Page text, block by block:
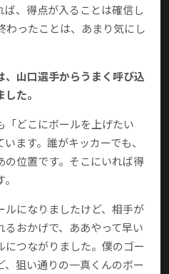
、得点が入ることは確信し
ったことは、あまり気にし
山口選手からうまく呼び込
た。
「どこにボールを上げたい
ます。誰がキッカーでも、
の位置です。そこにいれば得
になりましたけど、相手が
おかげで、ああやって早い
つながりました。僕のゴー
狙い通りの一真くんのボー